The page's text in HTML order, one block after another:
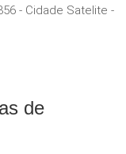
- Cidade Satelite -
de